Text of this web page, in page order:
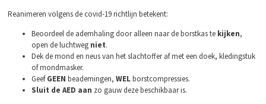
Reanimeren volgens de covid-19 richtlijn betekent:
Beoordeel de ademhaling door alleen naar de borstkas te kijken,
open de luchtweg niet.
Dek de mond en neus van het slachtoffer af met een doek, kledingstuk
of mondmasker.
GeefGEEN beademingen,WELborstcompressies.
Sluit de AED aan zo gauw deze beschikbaar is.